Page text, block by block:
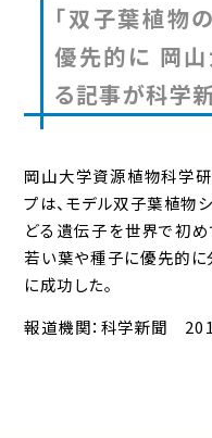
「双子葉植物
優先的に 岡山
る記事が科学
岡山大学資源植物科学
プは、モデル双子葉植物
どる遺伝子を世界で初め
若い葉や種子に優先的に
に成功した。
報道機関：科学新聞